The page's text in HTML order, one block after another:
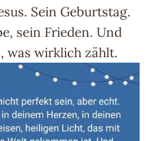
Sein Geburtstag.
sein Frieden. Und
was wirklich zählt.